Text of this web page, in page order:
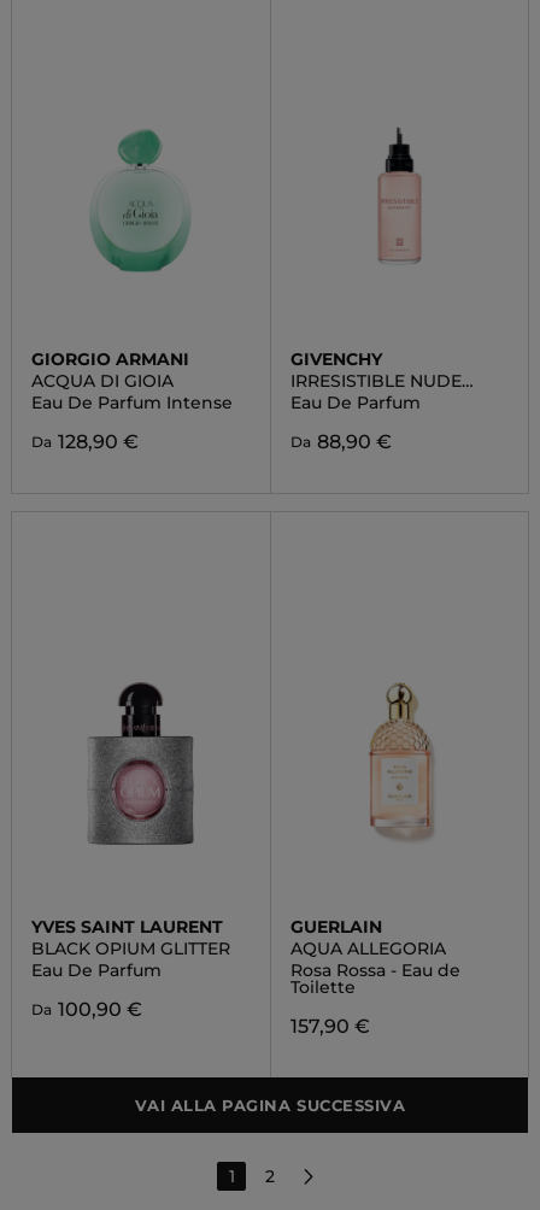
GIORGIO ARMANI
ACQUA DI GIOIA
Eau De Parfum Intense
Da 128,90 €
GIVENCHY
IRRESISTIBLE NUDE
VELVET
Eau De Parfum
Da 88,90 €
YVES SAINT LAURENT
BLACK OPIUM GLITTER
Eau De Parfum
Da 100,90 €
GUERLAIN
AQUA ALLEGORIA
Rosa Rossa - Eau de
Toilette
157,90 €
VAI ALLA PAGINA SUCCESSIVA
1 2